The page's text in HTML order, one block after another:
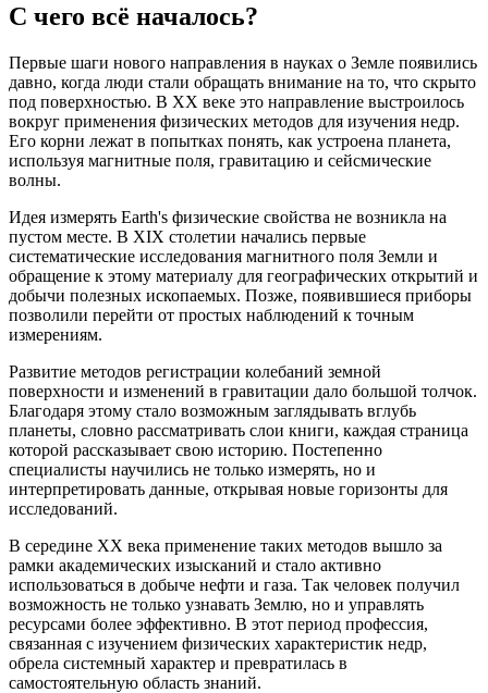
С чего всё началось?
Первые шаги нового направления в науках о Земле появились
давно, когда люди стали обращать внимание на то, что скрыто
под поверхностью. В XX веке это направление выстроилось
вокруг применения физических методов для изучения недр.
Его корни лежат в попытках понять, как устроена планета,
используя магнитные поля, гравитацию и сейсмические
волны.
Идея измерять Earth's физические свойства не возникла на
пустом месте. В XIX столетии начались первые
систематические исследования магнитного поля Земли и
обращение к этому материалу для географических открытий и
добычи полезных ископаемых. Позже, появившиеся приборы
позволили перейти от простых наблюдений к точным
измерениям.
Развитие методов регистрации колебаний земной
поверхности и изменений в гравитации дало большой толчок.
Благодаря этому стало возможным заглядывать вглубь
планеты, словно рассматривать слои книги, каждая страница
которой рассказывает свою историю. Постепенно
специалисты научились не только измерять, но и
интерпретировать данные, открывая новые горизонты для
исследований.
В середине XX века применение таких методов вышло за
рамки академических изысканий и стало активно
использоваться в добыче нефти и газа. Так человек получил
возможность не только узнавать Землю, но и управлять
ресурсами более эффективно. В этот период профессия,
связанная с изучением физических характеристик недр,
обрела системный характер и превратилась в
самостоятельную область знаний.